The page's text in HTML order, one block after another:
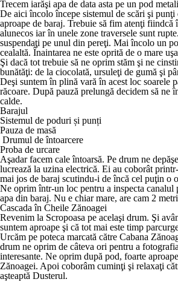
Trecem iarăşi apa de data asta pe un pod
De aici încolo începe sistemul de scări şi punţi
aproape de baraj. Trebuie să fim atenţi fiindcă
alunecos iar în unele zone traversele sunt
suspendaţi pe unul din pereţi. Mai încolo un
cealaltă. Înaintarea ne este oprită de o mare
Şi dacă tot trebuie să ne oprim stăm şi ne
bunătăţi: de la ciocolată, ursuleţi de gumă şi
Deşi suntem în plină vară în acest loc soarele
răcoare. După pauză prelungă decidem să ne
calde.
Barajul
Sistemul de poduri și punți
Pauza de masă
Drumul de întoarcere
Proba de urcare
Aşadar facem cale întoarsă. Pe drum ne
lucrează la uzina electrică. Ei au coborât
mai jos de baraj scutindu-i de încă cel puţin o
Ne oprim într-un loc pentru a inspecta canalul
apa din baraj. Nu e chiar mare, are cam 2
Cascada în Cheile Zănoagei
Revenim la Scropoasa pe acelaşi drum. Şi
suntem aproape şi că tot mai este timp
Urcăm pe poteca marcată către Cabana
drum ne oprim de câteva ori pentru a
interesante. Ne oprim după pod, foarte
Zănoagei. Apoi coborâm cuminţi şi relaxaţi
aşteaptă Dusterul.